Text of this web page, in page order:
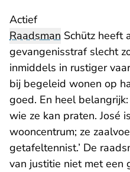
Actief
Raadsman Schütz heeft
gevangenisstraf slecht
inmiddels in rustiger
bij begeleid wonen op
goed. En heel
wie ze kan praten. José
wooncentrum; ze
getafeltennist.’ De
van justitie niet met een